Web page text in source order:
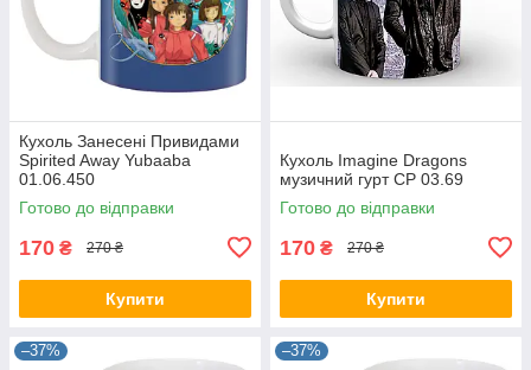
Кухоль Занесені Привидами
Spirited Away Yubaaba
01.06.450
Готово до відправки
170 ₴ 270 ₴
Купити
Кухоль Imagine Dragons
музичний гурт CP 03.69
Готово до відправки
170 ₴ 270 ₴
Купити
–37% –37%